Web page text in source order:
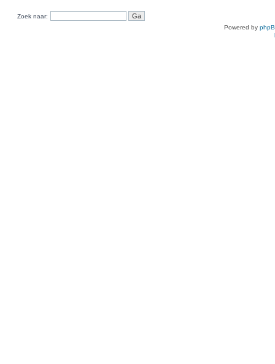
Zoek naar:
Powered by